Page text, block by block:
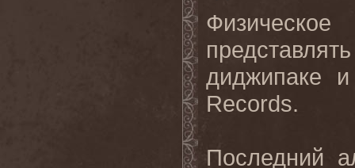
диджипаке
Records.
Последний